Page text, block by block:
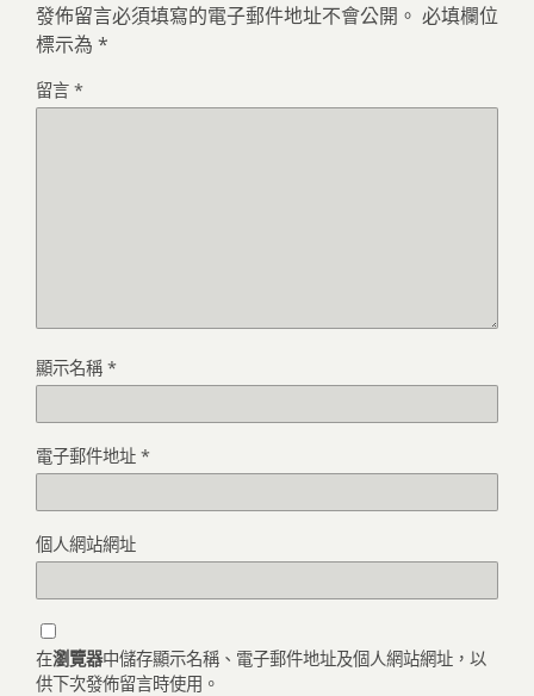
發佈留言必須填寫的電子郵件地址不會公開。 必填欄位
標示為 *
留言 *
顯示名稱 *
電子郵件地址 *
個人網站網址
在瀏覽器中儲存顯示名稱、電子郵件地址及個人網站網址，以
供下次發佈留言時使用。